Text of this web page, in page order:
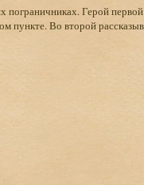
пограничниках. Герой
Во второй